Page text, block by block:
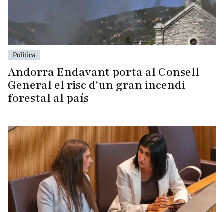
Política
Andorra Endavant porta al Consell
General el risc d'un gran incendi
forestal al país